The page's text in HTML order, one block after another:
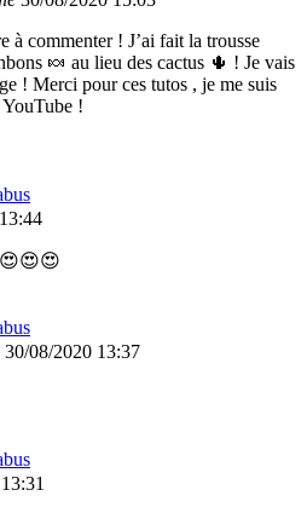
à commenter ! J’ai fait la trousse
🍬 au lieu des cactus 🌵 ! Je vais
! Merci pour ces tutos , je me suis
!
😍😍😍
30/08/2020 13:37